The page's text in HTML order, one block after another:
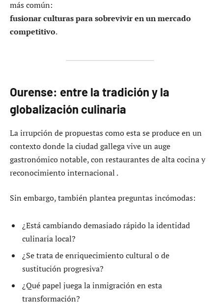
más común:
fusionar culturas para sobrevivir en un mercado
competitivo.
Ourense: entre la tradición y la
globalización culinaria
La irrupción de propuestas como esta se produce en un
contexto donde la ciudad gallega vive un auge
gastronómico notable, con restaurantes de alta cocina y
reconocimiento internacional .
Sin embargo, también plantea preguntas incómodas:
¿Está cambiando demasiado rápido la identidad
culinaria local?
¿Se trata de enriquecimiento cultural o de
sustitución progresiva?
¿Qué papel juega la inmigración en esta
transformación?